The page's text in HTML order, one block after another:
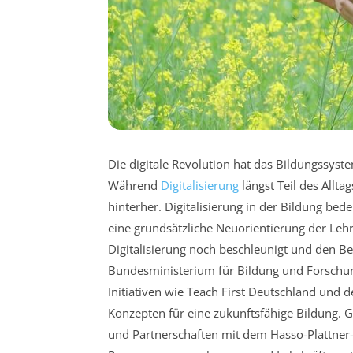
Die digitale Revolution hat das
Während Digitalisierung längst Teil des
hinterher. Digitalisierung in der Bildung
eine grundsätzliche Neuorientierung der
Digitalisierung noch beschleunigt und den
Bundesministerium für Bildung und
Initiativen wie Teach First Deutschland und
Konzepten für eine zukunftsfähige Bildung.
und Partnerschaften mit dem Hasso-